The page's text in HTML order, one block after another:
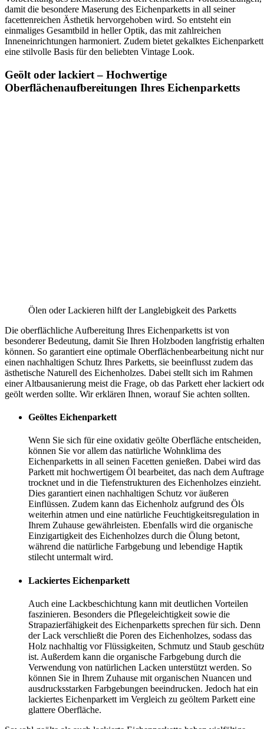
damit die besondere Maserung des Eichenparketts in all seiner
facettenreichen Ästhetik hervorgehoben wird. So entsteht ein
einmaliges Gesamtbild in heller Optik, das mit zahlreichen
Inneneinrichtungen harmoniert. Zudem bietet gekalktes Eichenparkett
eine stilvolle Basis für den beliebten Vintage Look.
Geölt oder lackiert – Hochwertige
Oberflächenaufbereitungen Ihres Eichenparketts
Ölen oder Lackieren hilft der Langlebigkeit des Parketts
Die oberflächliche Aufbereitung Ihres Eichenparketts ist von
besonderer Bedeutung, damit Sie Ihren Holzboden langfristig erhalten
können. So garantiert eine optimale Oberflächenbearbeitung nicht nur
einen nachhaltigen Schutz Ihres Parketts, sie beeinflusst zudem das
ästhetische Naturell des Eichenholzes. Dabei stellt sich im Rahmen
einer Altbausanierung meist die Frage, ob das Parkett eher lackiert
geölt werden sollte. Wir erklären Ihnen, worauf Sie achten sollten.
Geöltes Eichenparkett
Wenn Sie sich für eine oxidativ geölte Oberfläche entscheiden,
können Sie vor allem das natürliche Wohnklima des
Eichenparketts in all seinen Facetten genießen. Dabei wird das
Parkett mit hochwertigem Öl bearbeitet, das nach dem
trocknet und in die Tiefenstrukturen des Eichenholzes einzieht.
Dies garantiert einen nachhaltigen Schutz vor äußeren
Einflüssen. Zudem kann das Eichenholz aufgrund des Öls
weiterhin atmen und eine natürliche Feuchtigkeitsregulation in
Ihrem Zuhause gewährleisten. Ebenfalls wird die organische
Einzigartigkeit des Eichenholzes durch die Ölung betont,
während die natürliche Farbgebung und lebendige Haptik
stilecht untermalt wird.
Lackiertes Eichenparkett
Auch eine Lackbeschichtung kann mit deutlichen Vorteilen
faszinieren. Besonders die Pflegeleichtigkeit sowie die
Strapazierfähigkeit des Eichenparketts sprechen für sich. Denn
der Lack verschließt die Poren des Eichenholzes, sodass das
Holz nachhaltig vor Flüssigkeiten, Schmutz und Staub
ist. Außerdem kann die organische Farbgebung durch die
Verwendung von natürlichen Lacken unterstützt werden. So
können Sie in Ihrem Zuhause mit organischen Nuancen und
ausdrucksstarken Farbgebungen beeindrucken. Jedoch hat ein
lackiertes Eichenparkett im Vergleich zu geöltem Parkett eine
glattere Oberfläche.